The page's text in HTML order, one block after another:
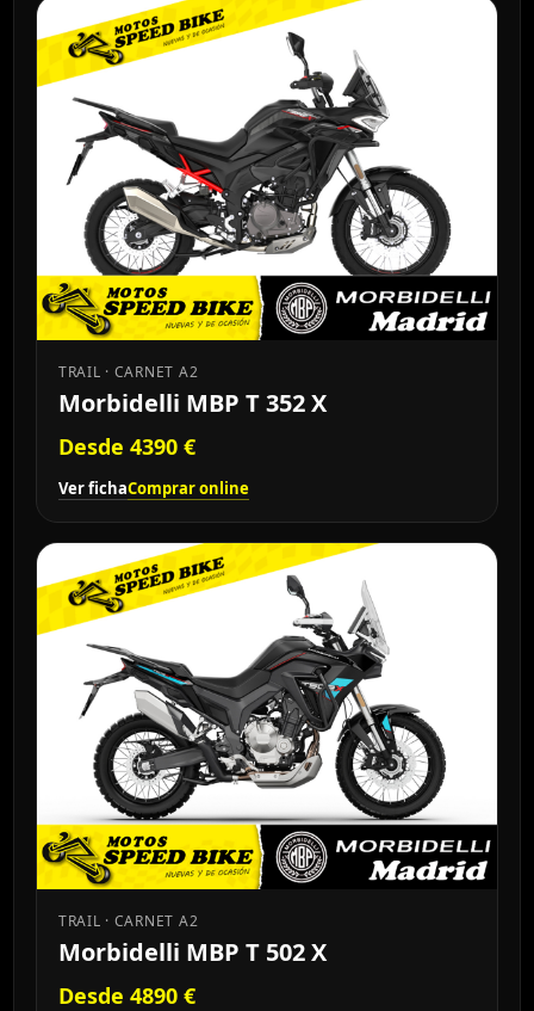
TRAIL · CARNET A2
Morbidelli MBP T 352 X
Desde 4390 €
Ver fichaComprar online
TRAIL · CARNET A2
Morbidelli MBP T 502 X
Desde 4890 €